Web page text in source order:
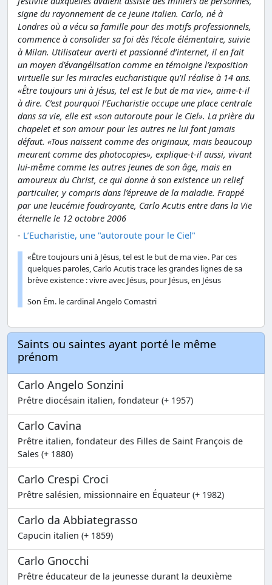
signe du rayonnement de ce jeune italien. Carlo, né à
Londres où a vécu sa famille pour des motifs professionnels,
commence à consolider sa foi dès l’école élémentaire, suivie
à Milan. Utilisateur averti et passionné d’internet, il en fait
un moyen d’évangélisation comme en témoigne l’exposition
virtuelle sur les miracles eucharistique qu’il réalise à 14 ans.
«Être toujours uni à Jésus, tel est le but de ma vie», aime-t-il
à dire. C’est pourquoi l’Eucharistie occupe une place centrale
dans sa vie, elle est «son autoroute pour le Ciel». La prière du
chapelet et son amour pour les autres ne lui font jamais
défaut. «Tous naissent comme des originaux, mais beaucoup
meurent comme des photocopies», explique-t-il aussi, vivant
lui-même comme les autres jeunes de son âge, mais en
amoureux du Christ, ce qui donne à son existence un relief
particulier, y compris dans l’épreuve de la maladie. Frappé
par une leucémie foudroyante, Carlo Acutis entre dans la Vie
éternelle le 12 octobre 2006
- L’Eucharistie, une "autoroute pour le Ciel"
«Être toujours uni à Jésus, tel est le but de ma vie». Par ces
quelques paroles, Carlo Acutis trace les grandes lignes de sa
brève existence : vivre avec Jésus, pour Jésus, en Jésus
Son Ém. le cardinal Angelo Comastri
Saints ou saintes ayant porté le même
prénom
Carlo Angelo Sonzini
Prêtre diocésain italien, fondateur (+ 1957)
Carlo Cavina
Prêtre italien, fondateur des Filles de Saint François de
Sales (+ 1880)
Carlo Crespi Croci
Prêtre salésien, missionnaire en Équateur (+ 1982)
Carlo da Abbiategrasso
Capucin italien (+ 1859)
Carlo Gnocchi
Prêtre éducateur de la jeunesse durant la deuxième